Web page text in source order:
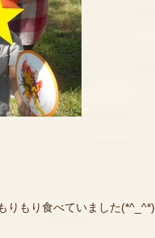
りもり食べていました(*^_^*)